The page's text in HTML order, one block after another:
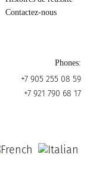
Contactez-nous
Phones:
+7 905 255 08 59
+7 921 790 68 17